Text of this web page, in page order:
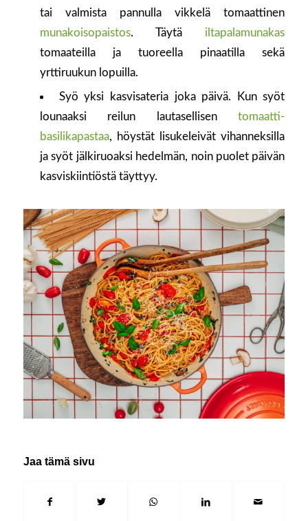
tai valmista pannulla vikkelä tomaattinen
munakoisopaistos. Täytä iltapalamunakas
tomaateilla ja tuoreella pinaatilla sekä
yrttiruukun lopuilla.
Syö yksi kasvisateria joka päivä. Kun syöt
lounaaksi reilun lautasellisentomaatti-
basilikapastaa, höystät lisukeleivät vihanneksilla
ja syöt jälkiruoaksi hedelmän, noin puolet päivän
kasviskiintiöstä täyttyy.
Jaa tämä sivu